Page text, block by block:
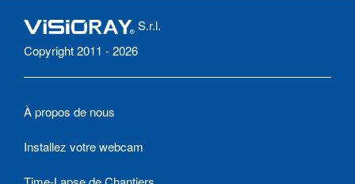
S.r.l.
Copyright 2011 - 2026
À propos de nous
Installez votre webcam